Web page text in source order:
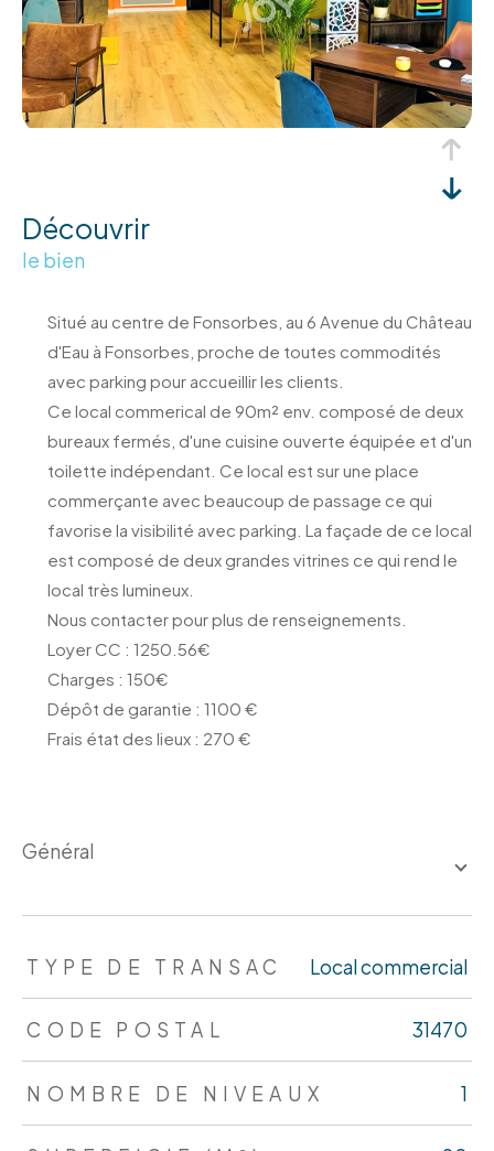
découvrir
le bien
Situé au centre de Fonsorbes, au 6 Avenue du Château
d'Eau à Fonsorbes, proche de toutes commodités
avec parking pour accueillir les clients.
Ce local commerical de 90m² env. composé de deux
bureaux fermés, d'une cuisine ouverte équipée et d'un
toilette indépendant. Ce local est sur une place
commerçante avec beaucoup de passage ce qui
favorise la visibilité avec parking. La façade de ce local
est composé de deux grandes vitrines ce qui rend le
local très lumineux.
Nous contacter pour plus de renseignements.
Loyer CC : 1250.56€
Charges : 150€
Dépôt de garantie : 1100 €
Frais état des lieux : 270 €
général
TRAD_ZEPHYR_Caracteristique TRAD_ZEPHYR_Valeurs
TYPE DE TRANSAC Local commercial
CODE POSTAL 31470
NOMBRE DE NIVEAUX 1